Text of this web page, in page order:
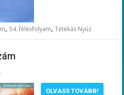
,54. félévfolyam,Tétékás Nyúz
OLVASS TOVÁBB!